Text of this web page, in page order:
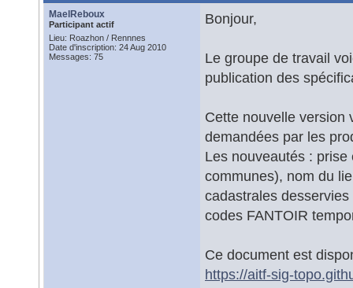
MaelReboux
Participant actif
Lieu: Roazhon / Rennnes
Date d'inscription: 24 Aug 2010
Messages: 75
Bonjour,
Le groupe de travail
publication des
Cette nouvelle version
demandées par les
Les nouveautés :
communes), nom du
cadastrales
codes FANTOIR
Ce document est
https://aitf-sig-